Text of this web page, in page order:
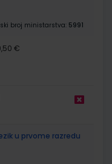
broj ministarstva: 5991
€
u prvome razredu